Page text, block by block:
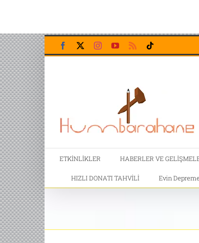
Skip
to
content
Facebook InstagramYouTubeRss
ETKİNLİKLER HABERLER VE
HIZLI DONATI TAHVİLİ Evin